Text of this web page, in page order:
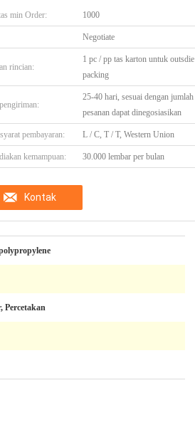
min Order: 1000
Negotiate
rincian:
1 pc / pp tas karton untuk outsdie
packing
25-40 hari, sesuai dengan jumlah
pesanan dapat dinegosiasikan
pembayaran: L / C, T / T, Western Union
kemampuan: 30.000 lembar per bulan
Kontak
Percetakan